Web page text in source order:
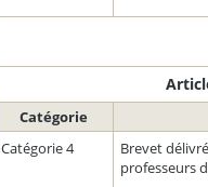
Catégorie
Catégorie 4
Brevet
professeurs